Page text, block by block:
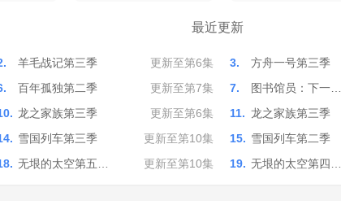
最近更新
羊毛战记第三季 更新至第6集 3. 方舟一号第三季
百年孤独第二季 更新至第7集 7. 图书馆员：下一…
龙之家族第三季 更新至第6集 11. 龙之家族第三季
雪国列车第三季 更新至第10集 15. 雪国列车第二季
无垠的太空第五… 更新至第10集 19. 无垠的太空第四…